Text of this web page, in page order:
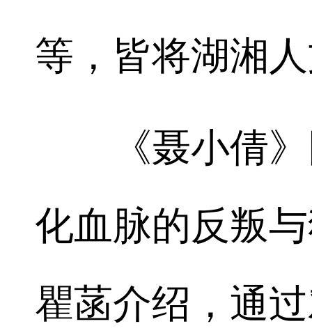
等，皆将湖湘
《聂小倩》
化血脉的反叛
瞿菡介绍，通